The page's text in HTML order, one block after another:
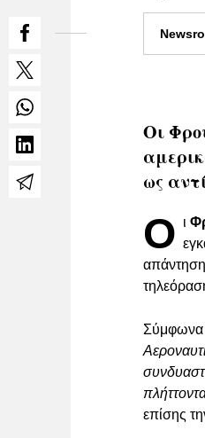
Οι
ως
Ο ι
απάντηση
Σύμφωνα
επίσης